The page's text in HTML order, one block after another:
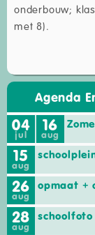
onderbouw;
met 8).
Agenda
04
jul 16
aug
15
aug
26
aug
opmaat +
28
aug